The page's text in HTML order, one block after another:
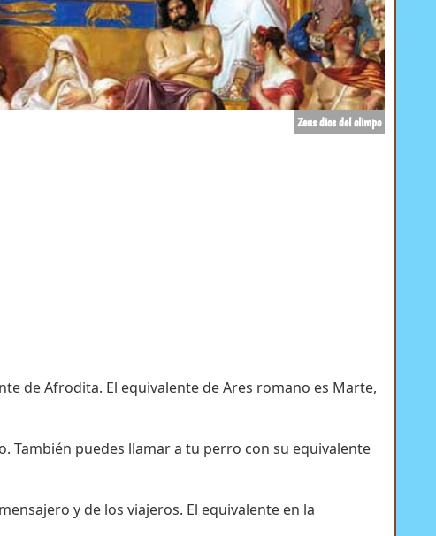
Zeus dios del olimpo
de Afrodita. El equivalente de Ares romano es Marte,
También puedes llamar a tu perro con su equivalente
y de los viajeros. El equivalente en la